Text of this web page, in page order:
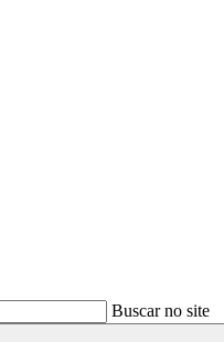
Buscar no site